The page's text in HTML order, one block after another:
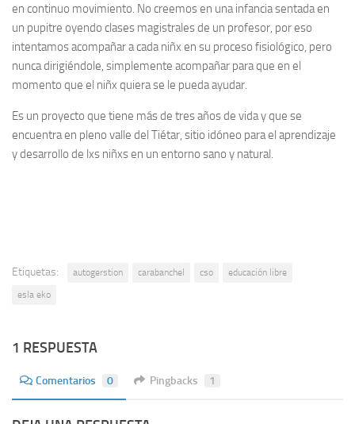
en continuo movimiento. No creemos en una infancia sentada en
un pupitre oyendo clases magistrales de un profesor, por eso
intentamos acompañar a cada niñx en su proceso fisiológico, pero
nunca dirigiéndole, simplemente acompañar para que en el
momento que el niñx quiera se le pueda ayudar.
Es un proyecto que tiene más de tres años de vida y que se
encuentra en pleno valle del Tiétar, sitio idóneo para el aprendizaje
y desarrollo de lxs niñxs en un entorno sano y natural.
Etiquetas: autogerstion carabanchel cso
educación libre
esla eko
1 RESPUESTA
Comentarios 0 Pingbacks 1